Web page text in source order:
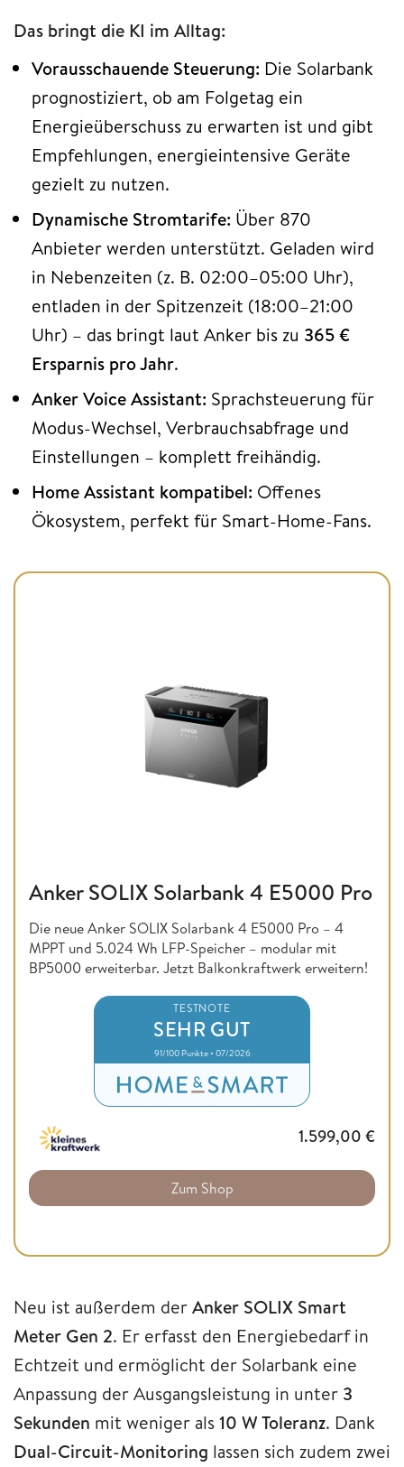
Das bringt die KI im Alltag:
Vorausschauende Steuerung: Die Solarbank
prognostiziert, ob am Folgetag ein
Energieüberschuss zu erwarten ist und gibt
Empfehlungen, energieintensive Geräte
gezielt zu nutzen.
Dynamische Stromtarife: Über 870
Anbieter werden unterstützt. Geladen wird
in Nebenzeiten (z. B. 02:00–05:00 Uhr),
entladen in der Spitzenzeit (18:00–21:00
Uhr) – das bringt laut Anker bis zu 365 €
Ersparnis pro Jahr.
Anker Voice Assistant: Sprachsteuerung für
Modus-Wechsel, Verbrauchsabfrage und
Einstellungen – komplett freihändig.
Home Assistant kompatibel: Offenes
Ökosystem, perfekt für Smart-Home-Fans.
Anker SOLIX Solarbank 4 E5000 Pro
Die neue Anker SOLIX Solarbank 4 E5000 Pro – 4
MPPT und 5.024 Wh LFP-Speicher – modular mit
BP5000 erweiterbar. Jetzt Balkonkraftwerk erweitern!
TESTNOTE
SEHR GUT
91/100 Punkte • 07/2026
1.599,00 €
Zum Shop
Neu ist außerdem derAnker SOLIX Smart
Meter Gen 2. Er erfasst den Energiebedarf in
Echtzeit und ermöglicht der Solarbank eine
Anpassung der Ausgangsleistung in unter 3
Sekunden mit weniger als10 W Toleranz. Dank
Dual-Circuit-Monitoring lassen sich zudem zwei